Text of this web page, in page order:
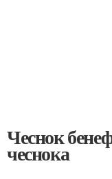
Чеснок
чеснока